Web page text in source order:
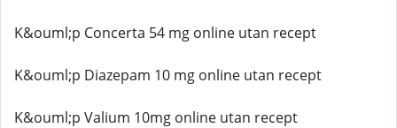
K&ouml;p Concerta 54 mg online utan recept
K&ouml;p Diazepam 10 mg online utan recept
K&ouml;p Valium 10mg online utan recept